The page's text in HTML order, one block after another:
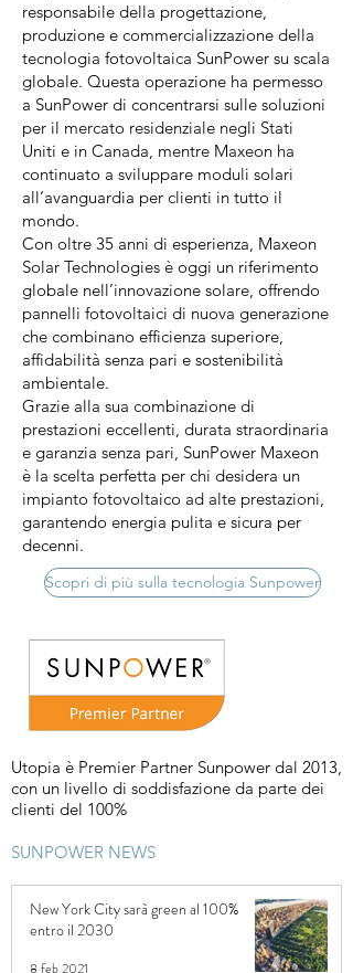
responsabile della progettazione,
produzione e commercializzazione della
tecnologia fotovoltaica SunPower su scala
globale. Questa operazione ha permesso
a SunPower di concentrarsi sulle soluzioni
per il mercato residenziale negli Stati
Uniti e in Canada, mentre Maxeon ha
continuato a sviluppare moduli solari
all’avanguardia per clienti in tutto il
mondo.
Con oltre 35 anni di esperienza, Maxeon
Solar Technologies è oggi un riferimento
globale nell’innovazione solare, offrendo
pannelli fotovoltaici di nuova generazione
che combinano efficienza superiore,
affidabilità senza pari e sostenibilità
ambientale.
Grazie alla sua combinazione di
prestazioni eccellenti, durata straordinaria
e garanzia senza pari, SunPower Maxeon
è la scelta perfetta per chi desidera un
impianto fotovoltaico ad alte prestazioni,
garantendo energia pulita e sicura per
decenni.
Scopri di più sulla tecnologia Sunpower
Utopia è Premier Partner Sunpower dal 2013,
con un livello di soddisfazione da parte dei
clienti del 100%
SUNPOWER NEWS
New York City sarà green al 100%
entro il 2030
8 feb 2021